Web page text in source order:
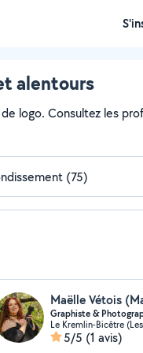
alentours
logo. Consultez les
Graphiste &
Le Kremlin-Bicêtre
5/5 (1 avis)